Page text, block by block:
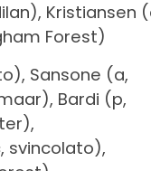
Kristiansen
Forest)
Sansone (a,
Bardi (p,
svincolato),